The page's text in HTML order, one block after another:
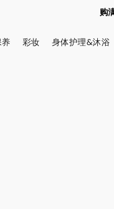
购
彩妆 身体护理&沐浴